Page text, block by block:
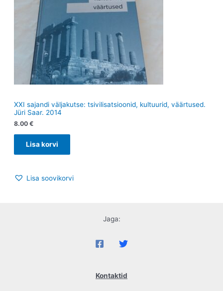
XXI sajandi väljakutse: tsivilisatsioonid, kultuurid, väärtused.
Jüri Saar. 2014
8.00 €
Lisa korvi
Lisa soovikorvi
Jaga:
Kontaktid